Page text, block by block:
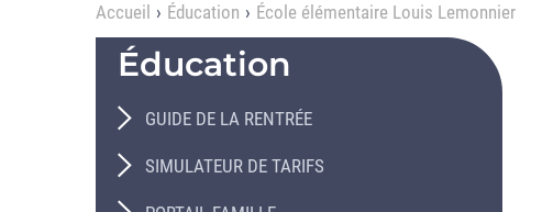
Accueil Éducation École élémentaire Louis Lemonnier
Éducation
GUIDE DE LA RENTRÉE
SIMULATEUR DE TARIFS